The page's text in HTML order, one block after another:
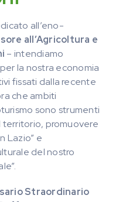
all’eno-
all’Agricoltura e
– intendiamo
la nostra economia
fissati dalla recente
che ambiti
sono strumenti
territorio, promuovere
Lazio” e
del nostro
Straordinario